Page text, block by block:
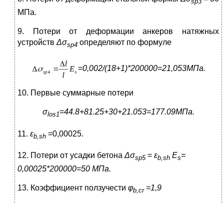
МПа.
9. Потери от деформации анкеров натяжных
устройств Δσsp4 определяют по формуле
=0,002/(18+1)*200000=21,053МПа.
10. Первые суммарные потери
σlos1=44.8+81.25+30+21.053=177.09МПа.
11. εb sh =0,00025.
12. Потери от усадки бетона Δσsp5= εb sh Es=
0,00025*200000=50 МПа.
13. Коэффициент ползучести φb,cr =1,9